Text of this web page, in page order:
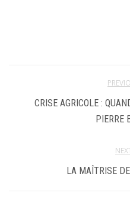
CRISE AGRICOLE :
PIERRE
LA MAÎTRISE